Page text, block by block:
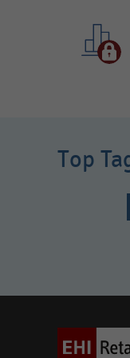
die
verwenden
Top